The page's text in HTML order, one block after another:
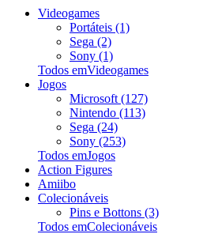
Videogames
Portáteis (1)
Sega (2)
Sony (1)
Todos emVideogames
Jogos
Microsoft (127)
Nintendo (113)
Sega (24)
Sony (253)
Todos emJogos
Action Figures
Amiibo
Colecionáveis
Pins e Bottons (3)
Todos emColecionáveis